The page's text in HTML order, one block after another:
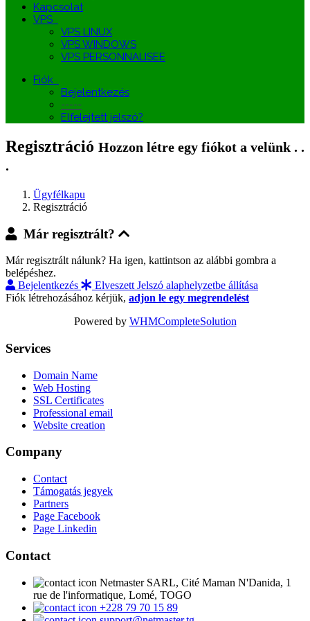
Kapcsolat
VPS
VPS LINUX
VPS WINDOWS
VPS PERSONNALISEE
Fiók
Bejelentkezés
-----
Elfelejtett jelszó?
Regisztráció Hozzon létre egy fiókot a velünk . .
.
Ügyfélkapu
Regisztráció
Már regisztrált?
Már regisztrált nálunk? Ha igen, kattintson az alábbi gombra a
belépéshez.
Bejelentkezés
Elveszett Jelszó alaphelyzetbe állítása
Fiók létrehozásához kérjük, adjon le egy megrendelést
Powered by WHMCompleteSolution
Services
Domain Name
Web Hosting
SSL Certificates
Professional email
Website creation
Company
Contact
Támogatás jegyek
Partners
Page Facebook
Page Linkedin
Contact
Netmaster SARL, Cité Maman N'Danida, 1
rue de l'informatique, Lomé, TOGO
+228 79 70 15 89